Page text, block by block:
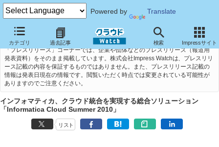
Powered by Translate
カテゴリ 過去記事 検索 Impressサイト
「プレスリリース」コーナーでは、企業や団体などのプレスリリース（報道用
発表資料）をそのまま掲載しています。株式会社Impress Watchは、プレスリリ
ース記載の内容を保証するものではありません。また、プレスリリース記載の
情報は発表日現在の情報です。閲覧いただく時点では変更されている可能性が
ありますのでご注意ください。
インフォマティカ、クラウド統合を実現する総合ソリューション
「Informatica Cloud Summer 2010」
リスト